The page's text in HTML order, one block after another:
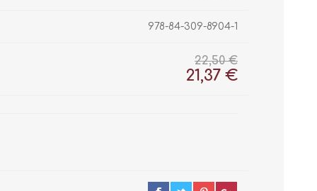
978-84-309-8904-1
22,50 €
21,37 €